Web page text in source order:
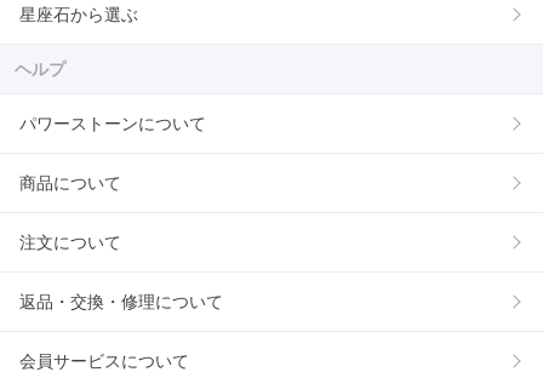
星座石から選ぶ
ヘルプ
パワーストーンについて
商品について
注文について
返品・交換・修理について
会員サービスについて